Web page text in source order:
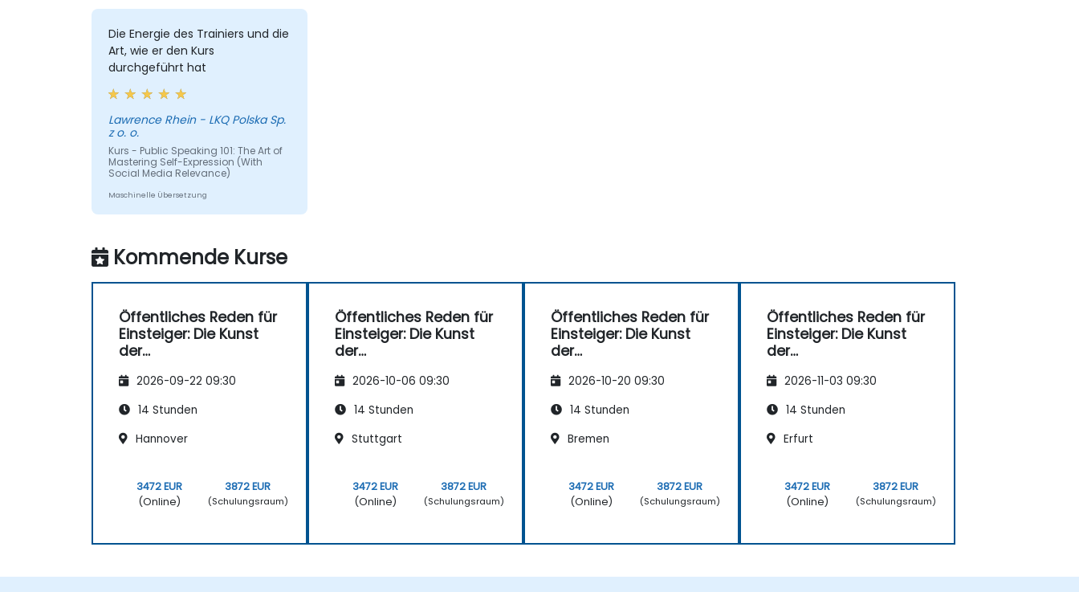
Die Energie des Trainiers und die
Art, wie er den Kurs
durchgeführt hat
Lawrence Rhein - LKQ Polska Sp.
z o. o.
Kurs - Public Speaking 101: The Art of
Mastering Self-Expression (With
Social Media Relevance)
Maschinelle Übersetzung
Kommende Kurse
Öffentliches Reden für
Einsteiger: Die Kunst
der
eit – inklusive Bezug
zum Social Media
2026-09-22 09:30
14 Stunden
Hannover
3472 EUR
(Online)
3872 EUR
(Schulungsraum)
Öffentliches Reden für
Einsteiger: Die Kunst
der
eit – inklusive Bezug
zum Social Media
2026-10-06 09:30
14 Stunden
Stuttgart
3472 EUR
(Online)
3872 EUR
(Schulungsraum)
Öffentliches Reden für
Einsteiger: Die Kunst
der
eit – inklusive Bezug
zum Social Media
2026-10-20 09:30
14 Stunden
Bremen
3472 EUR
(Online)
3872 EUR
(Schulungsraum)
Öffentliches Reden für
Einsteiger: Die Kunst
der
eit – inklusive Bezug
zum Social Media
2026-11-03 09:30
14 Stunden
Erfurt
3472 EUR
(Online)
3872 EUR
(Schulungsraum)